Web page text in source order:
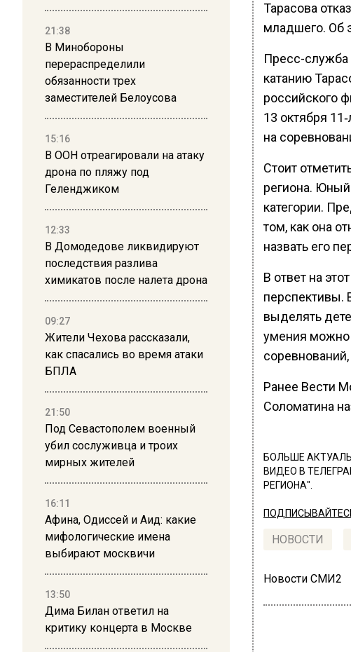
21:38
В Минобороны
перераспределили
обязанности трех
заместителей Белоусова
15:16
В ООН отреагировали на атаку
дрона по пляжу под
Геленджиком
12:33
В Домодедове ликвидируют
последствия разлива
химикатов после налета дрона
09:27
Жители Чехова рассказали,
как спасались во время атаки
БПЛА
21:50
Под Севастополем военный
убил сослуживца и троих
мирных жителей
16:11
Афина, Одиссей и Аид: какие
мифологические имена
выбирают москвичи
13:50
Дима Билан ответил на
критику концерта в Москве
Тарасова
младшего. Об
Пресс-служба
катанию
российского
13 октября
на
Стоит
региона. Юный
категории.
том, как она
назвать его
В ответ на
перспективы.
выделять
умения можно
Ранее Вести
Соломатина
БОЛЬШЕ
ВИДЕО В
РЕГИОНА".
НОВОСТИ
Новости СМИ2